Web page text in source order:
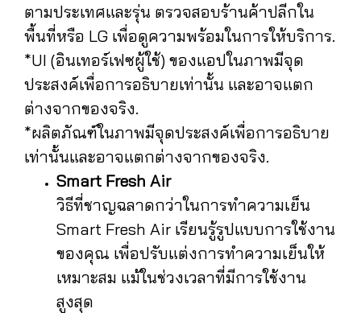
ตามประเทศและรุ่น ตรวจสอบร้านค้าปลีกใน
พื้นที่หรือ LG เพื่อดูความพร้อมในการให้บริการ.
*UI (อินเทอร์เฟซผู้ใช้) ของแอปในภาพมีจุด
ประสงค์เพื่อการอธิบายเท่านั้น และอาจแตก
ต่างจากของจริง.
*ผลิตภัณฑ์ในภาพมีจุดประสงค์เพื่อการอธิบาย
เท่านั้นและอาจแตกต่างจากของจริง.
Smart Fresh Air
วิธีที่ชาญฉลาดกว่าในการทำความเย็น
Smart Fresh Air เรียนรู้รูปแบบการใช้งาน
ของคุณ เพื่อปรับแต่งการทำความเย็นให้
เหมาะสม แม้ในช่วงเวลาที่มีการใช้งาน
สูงสุด